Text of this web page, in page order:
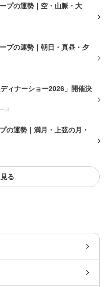
プの運勢｜空・山脈・大
プの運勢｜朝日・真昼・夕
ィナーショー2026」開催決
ス
の運勢｜満月・上弦の月・
る